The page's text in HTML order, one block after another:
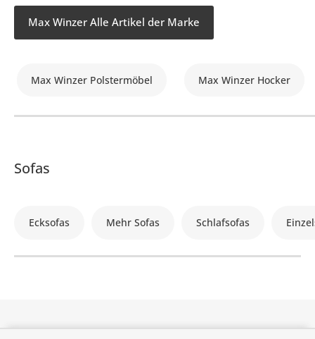
Max Winzer Alle Artikel der Marke
Max Winzer Polstermöbel Max Winzer Hocker
Sofas
Ecksofas Mehr Sofas Schlafsofas